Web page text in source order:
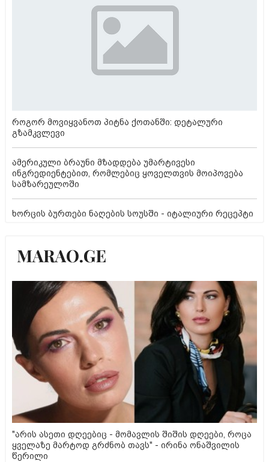
როგორ მოვიყვანოთ პიტნა ქოთანში: დეტალური
გზამკვლევი
ამერიკული ბრაუნი მზადდება უმარტივესი
ინგრედიენტებით, რომლებიც ყოველთვის მოიპოვება
სამზარეულოში
ხორცის ბურთები ნაღების სოუსში - იტალიური რეცეპტი
"არის ასეთი დღეებიც - მომავლის შიშის დღეები, როცა
ყველაზე მარტოდ გრძნობ თავს" - ირინა ონაშვილის
წერილი